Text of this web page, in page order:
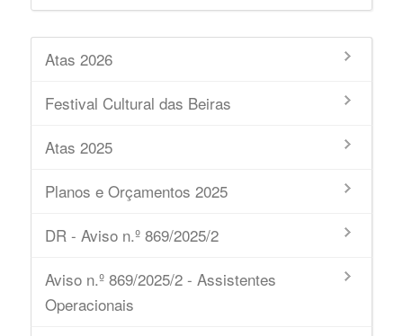
Atas 2026
Festival Cultural das Beiras
Atas 2025
Planos e Orçamentos 2025
DR - Aviso n.º 869/2025/2
Aviso n.º 869/2025/2 - Assistentes
Operacionais